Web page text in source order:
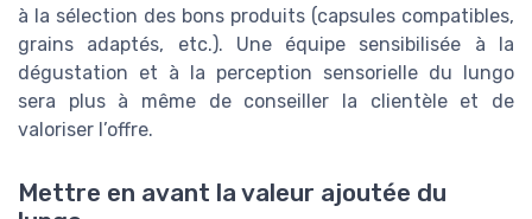
à la sélection des bons produits (capsules compatibles,
grains adaptés, etc.). Une équipe sensibilisée à la
dégustation et à la perception sensorielle du lungo
sera plus à même de conseiller la clientèle et de
valoriser l’offre.
Mettre en avant la valeur ajoutée du